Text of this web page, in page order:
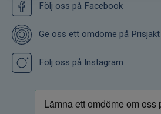
Följ oss på Facebook
Ge oss ett omdöme på Prisjakt
Följ oss på Instagram